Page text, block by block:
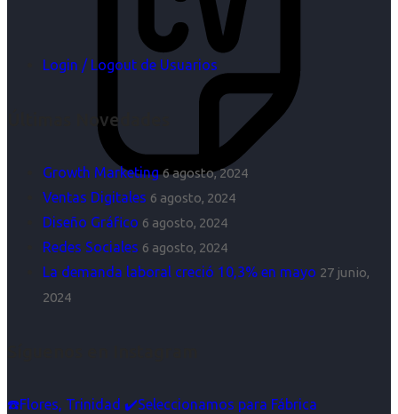
Login / Logout de Usuarios
Últimas Novedades
Growth Marketing 6 agosto, 2024
Ventas Digitales 6 agosto, 2024
Diseño Gráfico 6 agosto, 2024
Redes Sociales 6 agosto, 2024
La demanda laboral creció 10,3% en mayo 27 junio,
2024
☎️Flores, Trinidad ✔️Seleccionamos para Fábrica